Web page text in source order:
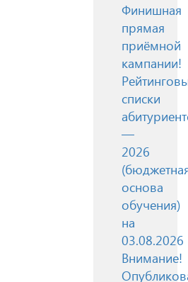
Финишная
прямая
приёмной
кампании!
списки
—
2026
основа
обучения)
на
03.08.2026
Внимание!